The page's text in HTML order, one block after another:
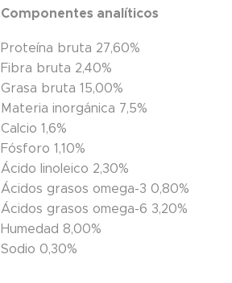
Componentes analíticos
Proteína bruta 27,60%
Fibra bruta 2,40%
Grasa bruta 15,00%
Materia inorgánica 7,5%
Calcio 1,6%
Fósforo 1,10%
Ácido linoleico 2,30%
Ácidos grasos omega-3 0,80%
Ácidos grasos omega-6 3,20%
Humedad 8,00%
Sodio 0,30%